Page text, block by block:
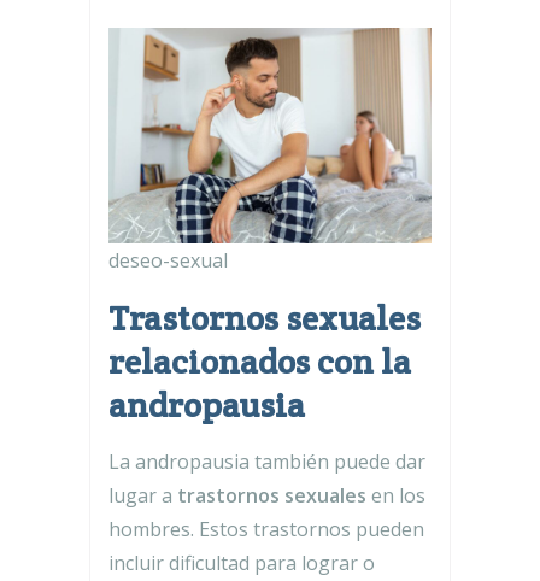
deseo-sexual
Trastornos sexuales
relacionados con la
andropausia
La andropausia también puede dar
lugar a trastornos sexuales en los
hombres. Estos trastornos pueden
incluir dificultad para lograr o